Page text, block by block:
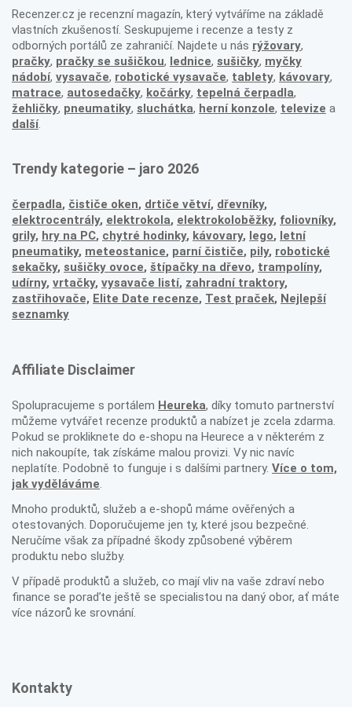
Recenzer.cz je recenzní magazín, který vytváříme na základě
vlastních zkušeností. Seskupujeme i recenze a testy z
odborných portálů ze zahraničí. Najdete u nás rýžovary,
pračky, pračky se sušičkou, lednice, sušičky, myčky
nádobí, vysavače, robotické vysavače, tablety, kávovary,
matrace, autosedačky, kočárky, tepelná čerpadla,
žehličky, pneumatiky, sluchátka, herní konzole, televize a
další.
Trendy kategorie – jaro 2026
čerpadla, čističe oken, drtiče větví, dřevníky,
elektrocentrály, elektrokola, elektrokoloběžky, foliovníky,
grily, hry na PC, chytré hodinky, kávovary, lego, letní
pneumatiky, meteostanice, parní čističe, pily, robotické
sekačky, sušičky ovoce, štípačky na dřevo, trampolíny,
udírny, vrtačky, vysavače listí, zahradní traktory,
zastřihovače, Elite Date recenze, Test praček, Nejlepší
seznamky
Affiliate Disclaimer
Spolupracujeme s portálem Heureka, díky tomuto partnerství
můžeme vytvářet recenze produktů a nabízet je zcela zdarma.
Pokud se prokliknete do e-shopu na Heurece a v některém z
nich nakoupíte, tak získáme malou provizi. Vy nic navíc
neplatíte. Podobně to funguje i s dalšími partnery. Více o tom,
jak vyděláváme.
Mnoho produktů, služeb a e-shopů máme ověřených a
otestovaných. Doporučujeme jen ty, které jsou bezpečné.
Neručíme však za případné škody způsobené výběrem
produktu nebo služby.
V případě produktů a služeb, co mají vliv na vaše zdraví nebo
finance se poraďte ještě se specialistou na daný obor, ať máte
více názorů ke srovnání.
Kontakty